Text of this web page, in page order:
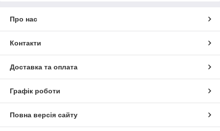
Про нас
Контакти
Доставка та оплата
Графік роботи
Повна версія сайту